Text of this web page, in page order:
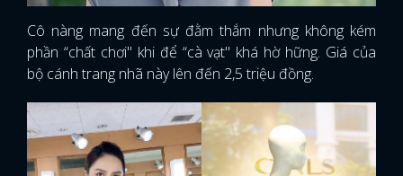
Cô nàng mang đến sự đằm thắm nhưng không kém
phần “chất chơi" khi để “cà vạt" khá hờ hững. Giá của
bộ cánh trang nhã này lên đến 2,5 triệu đồng.